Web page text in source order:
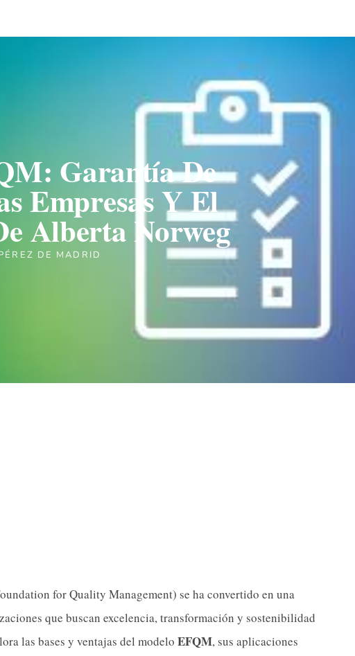
Garantía De
Empresas Y El
Alberta Norweg
DE MADRID
for Quality Management) se ha convertido en una
que buscan excelencia, transformación y sostenibilidad
las bases y ventajas del modelo EFQM, sus aplicaciones